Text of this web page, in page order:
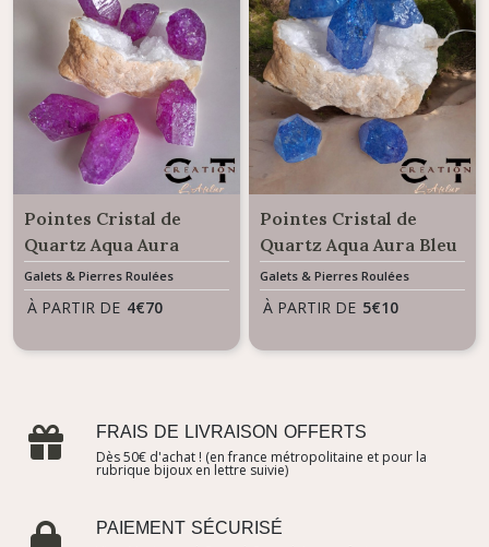
Pointes Cristal de
Quartz Aqua Aura
Fushia - Pierres
décoratives à poser
Galets & Pierres Roulées
À PARTIR DE 4€70
Pointes Cristal de
Quartz Aqua Aura Bleu
- Pierres décoratives à
poser
Galets & Pierres Roulées
À PARTIR DE 5€10
FRAIS DE LIVRAISON OFFERTS
Dès 50€ d'achat ! (en france métropolitaine et pour la
rubrique bijoux en lettre suivie)
PAIEMENT SÉCURISÉ